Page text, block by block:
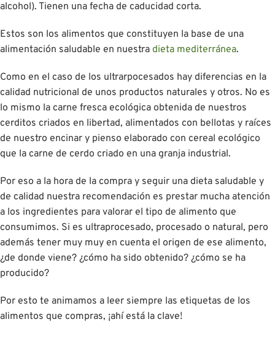
alcohol). Tienen una fecha de caducidad corta.
Estos son los alimentos que constituyen la base de una
alimentación saludable en nuestra dieta mediterránea.
Como en el caso de los ultrarpocesados hay diferencias en la
calidad nutricional de unos productos naturales y otros. No es
lo mismo la carne fresca ecológica obtenida de nuestros
cerditos criados en libertad, alimentados con bellotas y raíces
de nuestro encinar y pienso elaborado con cereal ecológico
que la carne de cerdo criado en una granja industrial.
Por eso a la hora de la compra y seguir una dieta saludable y
de calidad nuestra recomendación es prestar mucha atención
a los ingredientes para valorar el tipo de alimento que
consumimos. Si es ultraprocesado, procesado o natural, pero
además tener muy muy en cuenta el origen de ese alimento,
¿de donde viene? ¿cómo ha sido obtenido? ¿cómo se ha
producido?
Por esto te animamos a leer siempre las etiquetas de los
alimentos que compras, ¡ahí está la clave!